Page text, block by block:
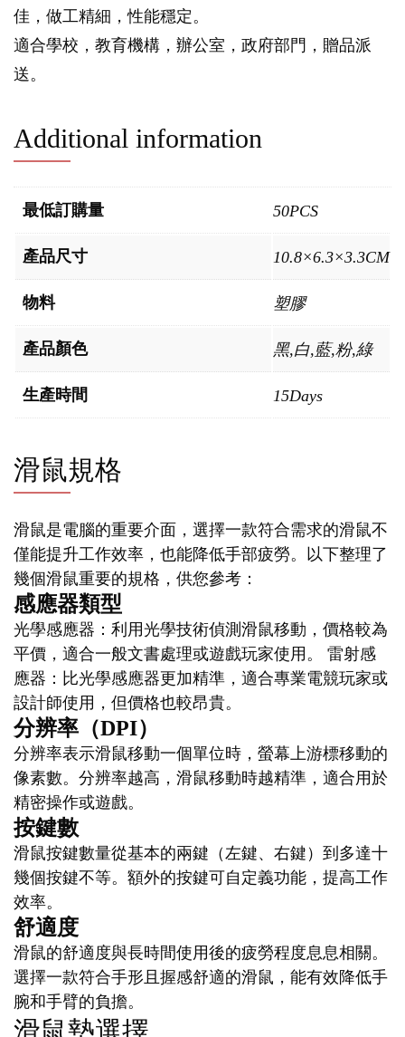
佳，做工精細，性能穩定。
適合學校，教育機構，辦公室，政府部門，贈品派
送。
Additional information
最低訂購量 50PCS
產品尺寸 10.8×6.3×3.3CM
物料 塑膠
產品顏色 黑,白,藍,粉,綠
生產時間 15Days
滑鼠規格
滑鼠是電腦的重要介面，選擇一款符合需求的滑鼠不
僅能提升工作效率，也能降低手部疲勞。以下整理了
幾個滑鼠重要的規格，供您參考：
感應器類型
光學感應器：利用光學技術偵測滑鼠移動，價格較為
平價，適合一般文書處理或遊戲玩家使用。 雷射感
應器：比光學感應器更加精準，適合專業電競玩家或
設計師使用，但價格也較昂貴。
分辨率（DPI）
分辨率表示滑鼠移動一個單位時，螢幕上游標移動的
像素數。分辨率越高，滑鼠移動時越精準，適合用於
精密操作或遊戲。
按鍵數
滑鼠按鍵數量從基本的兩鍵（左鍵、右鍵）到多達十
幾個按鍵不等。額外的按鍵可自定義功能，提高工作
效率。
舒適度
滑鼠的舒適度與長時間使用後的疲勞程度息息相關。
選擇一款符合手形且握感舒適的滑鼠，能有效降低手
腕和手臂的負擔。
滑鼠墊選擇